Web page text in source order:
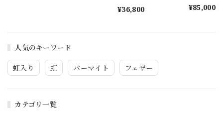
人気のキーワード
虹入り 虹 パーマイト フェザー
カテゴリ一覧
¥36,800 ¥85,000